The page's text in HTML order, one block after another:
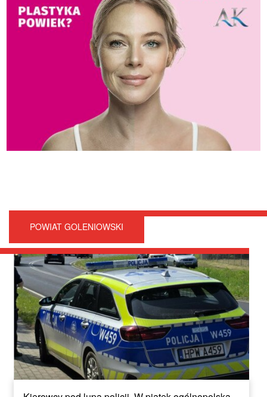
POWIAT GOLENIOWSKI